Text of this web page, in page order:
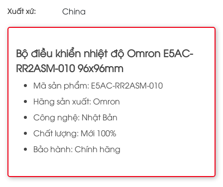
Xuất xứ: China
Bộ điều khiển nhiệt độ Omron E5AC-
RR2ASM-010 96x96mm
Mã sản phẩm: E5AC-RR2ASM-010
Hãng sản xuất: Omron
Công nghệ: Nhật Bản
Chất lượng: Mới 100%
Bảo hành: Chính hãng